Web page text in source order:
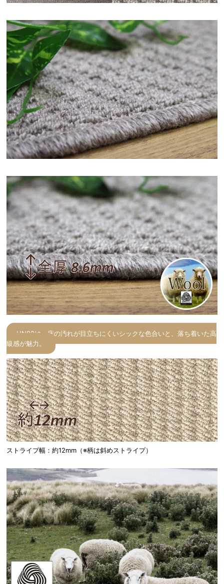
UN02は、床の汚れが目立ちにくいシックな色合いと、落ち着いた高
級感が魅力。
ストライプ幅：約12mm（※柄は斜めストライプ）